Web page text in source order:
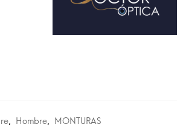
Hombre MONTURAS